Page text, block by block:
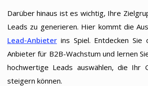
Darüber hinaus ist es wichtig, Ihre
Leads zu generieren. Hier kommt die
Lead-Anbieter ins Spiel. Entdecken
Anbieter für B2B-Wachstum und lernen
hochwertige Leads auswählen, die Ihr
steigern können.